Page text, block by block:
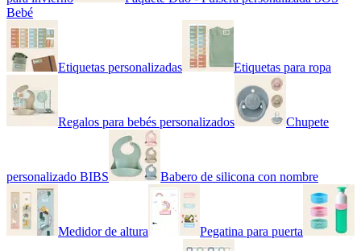
Bebé
Etiquetas personalizadas Etiquetas para ropa
Regalos para bebés personalizados Chupete
personalizado BIBS Babero de silicona con nombre
Medidor de altura Pegatina para puerta